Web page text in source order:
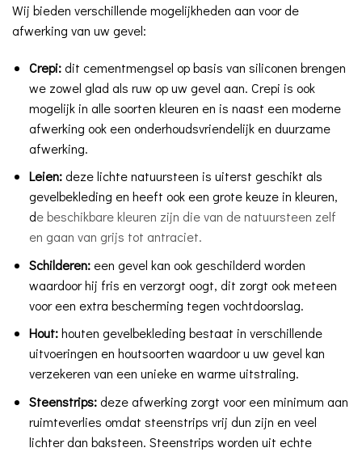
Wij bieden verschillende mogelijkheden aan voor de
afwerking van uw gevel:
Crepi:dit cementmengsel op basis van siliconen brengen
we zowel glad als ruw op uw gevel aan. Crepi is ook
mogelijk in alle soorten kleuren en is naast een moderne
afwerking ook een onderhoudsvriendelijk en duurzame
afwerking.
Leien:deze lichte natuursteen is uiterst geschikt als
gevelbekleding en heeft ook een grote keuze in kleuren,
de beschikbare kleuren zijn die van de natuursteen zelf
en gaan van grijs tot antraciet.
Schilderen:een gevel kan ook geschilderd worden
waardoor hij fris en verzorgt oogt, dit zorgt ook meteen
voor een extra bescherming tegen vochtdoorslag.
Hout:houten gevelbekleding bestaat in verschillende
uitvoeringen en houtsoorten waardoor u uw gevel kan
verzekeren van een unieke en warme uitstraling.
Steenstrips:deze afwerking zorgt voor een minimum aan
ruimteverlies omdat steenstrips vrij dun zijn en veel
lichter dan baksteen. Steenstrips worden uit echte